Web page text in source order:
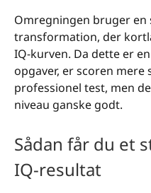
Omregningen bruger
transformation, der
IQ-kurven. Da dette er
opgaver, er scoren
professionel test, men
niveau ganske godt.
Sådan får du et
IQ-resultat